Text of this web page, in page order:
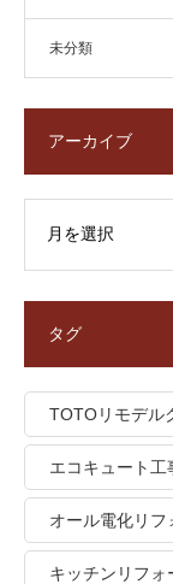
未分類
アーカイブ
タグ
TOTOリモデル
エコキュート工
り、トイレ水漏れ
オール電化リフ
キッチンリフォ